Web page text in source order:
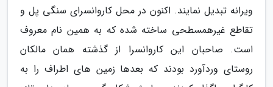
ویرانه تبدیل نمایند. اکنون در محل کاروانسرای سنگی پل و
تقاطع غیرهمسطحی ساخته شده که به همین نام معروف
است. صاحبان این کاروانسرا از گذشته همان مالکان
روستای وردآورد بودند که بعدها زمین های اطراف را به